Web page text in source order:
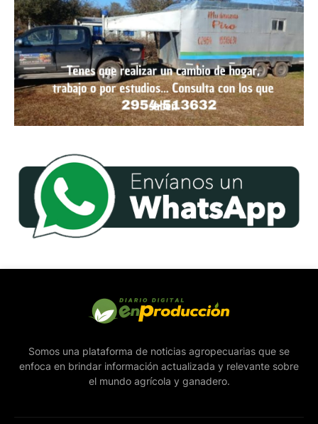
Somos una plataforma de noticias agropecuarias que se
enfoca en brindar información actualizada y relevante sobre
el mundo agrícola y ganadero.